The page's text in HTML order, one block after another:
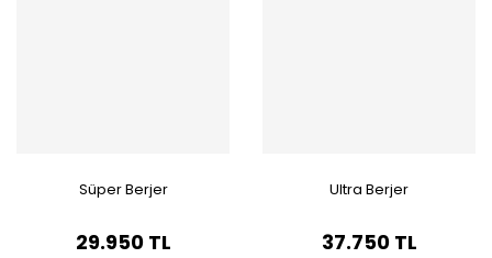
Süper Berjer
29.950 TL
Ultra Berjer
37.750 TL